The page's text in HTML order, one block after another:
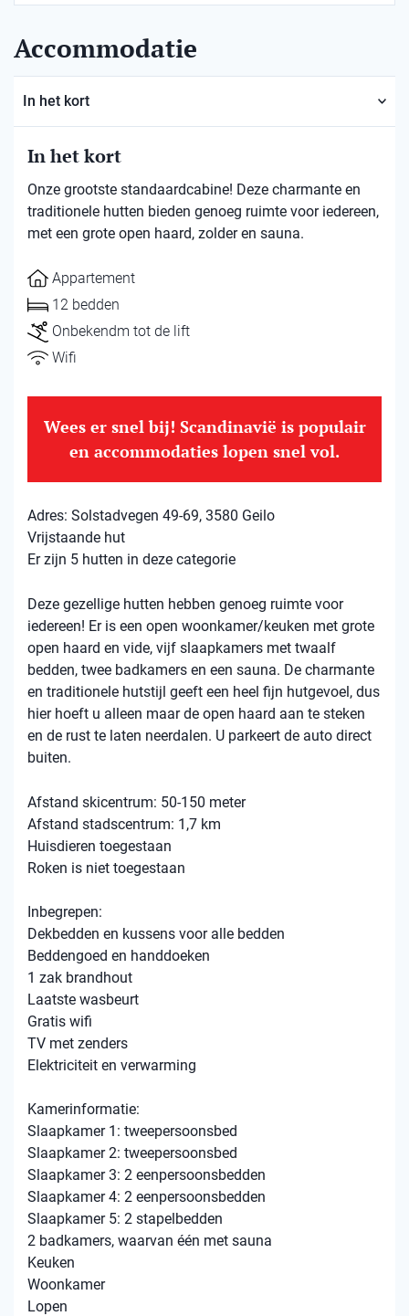
Accommodatie
In het kort
In het kort
Onze grootste standaardcabine! Deze charmante en
traditionele hutten bieden genoeg ruimte voor iedereen,
met een grote open haard, zolder en sauna.
Appartement
12 bedden
Onbekendm tot de lift
Wifi
Wees er snel bij! Scandinavië is populair
en accommodaties lopen snel vol.
Adres: Solstadvegen 49-69, 3580 Geilo
Vrijstaande hut
Er zijn 5 hutten in deze categorie
Deze gezellige hutten hebben genoeg ruimte voor
iedereen! Er is een open woonkamer/keuken met grote
open haard en vide, vijf slaapkamers met twaalf
bedden, twee badkamers en een sauna. De charmante
en traditionele hutstijl geeft een heel fijn hutgevoel, dus
hier hoeft u alleen maar de open haard aan te steken
en de rust te laten neerdalen. U parkeert de auto direct
buiten.
Afstand skicentrum: 50-150 meter
Afstand stadscentrum: 1,7 km
Huisdieren toegestaan
Roken is niet toegestaan
Inbegrepen:
Dekbedden en kussens voor alle bedden
Beddengoed en handdoeken
1 zak brandhout
Laatste wasbeurt
Gratis wifi
TV met zenders
Elektriciteit en verwarming
Kamerinformatie:
Slaapkamer 1: tweepersoonsbed
Slaapkamer 2: tweepersoonsbed
Slaapkamer 3: 2 eenpersoonsbedden
Slaapkamer 4: 2 eenpersoonsbedden
Slaapkamer 5: 2 stapelbedden
2 badkamers, waarvan één met sauna
Keuken
Woonkamer
Lopen